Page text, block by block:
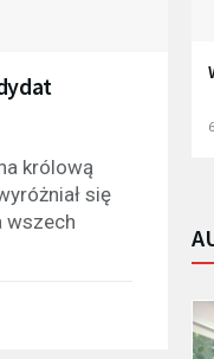
królową
się
wszech